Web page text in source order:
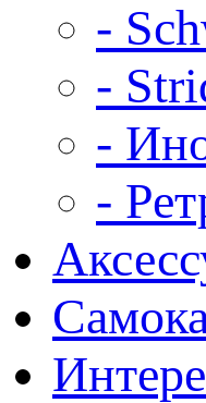
-
-
-
-